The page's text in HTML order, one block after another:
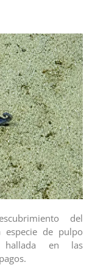
del
especie de pulpo
hallada en las